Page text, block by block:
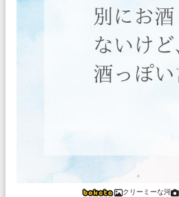
クリーミーな河